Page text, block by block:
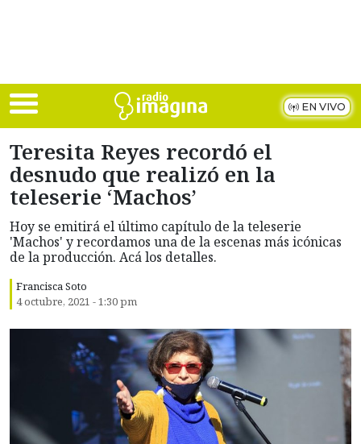
EN VIVO
Teresita Reyes recordó el
desnudo que realizó en la
teleserie ‘Machos’
Hoy se emitirá el último capítulo de la teleserie
'Machos' y recordamos una de la escenas más icónicas
de la producción. Acá los detalles.
Francisca Soto
4 octubre, 2021 - 1:30 pm